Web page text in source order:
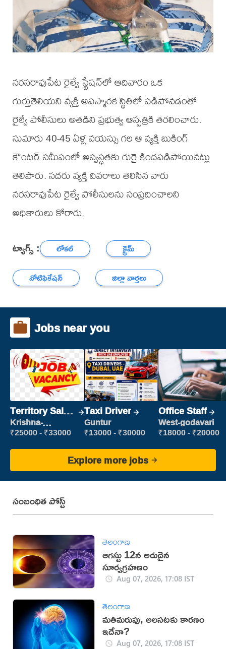
నరసరావుపేట రైల్వే స్టేషన్‌లో ఆదివారం ఒక
గుర్తుతెలియని వ్యక్తి అపస్మారక స్థితిలో పడిపోవడంతో
రైల్వే పోలీసులు అతడిని ప్రభుత్వ ఆస్పత్రికి తరలించారు.
సుమారు 40-45 ఏళ్ల వయస్సు గల ఆ వ్యక్తి బుకింగ్
కౌంటర్ సమీపంలో అస్వస్థతకు గురై కిందపడిపోయినట్లు
తెలిపారు. సదరు వ్యక్తి వివరాలు తెలిసిన వారు
నరసరావుపేట రైల్వే పోలీసులను సంప్రదించాలని
అధికారులు కోరారు.
ట్యాగ్స్ : లోకల్
క్రైమ్
నోటిఫికేషన్
జిల్లా వార్తలు
Jobs near you
Territory Sales
Manager
Krishna-
vijayawada
₹25000 - ₹33000
Taxi Driver
Guntur
₹13000 - ₹30000
Office Staff
West-godavari
₹18000 - ₹20000
Explore more jobs
సంబంధిత పోస్ట్
తెలంగాణ
ఆగస్టు 12న అరుదైన
సూర్యగ్రహణం
Aug 07, 2026, 17:08 IST
తెలంగాణ
మతిమరుపు, అలసటకు కారణం
ఇదేనా?
Aug 07, 2026, 17:08 IST